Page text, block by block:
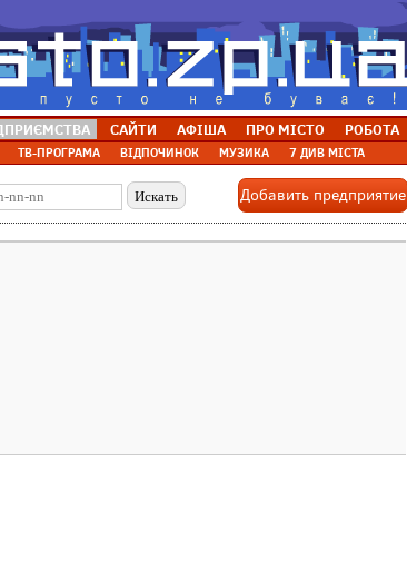
САЙТИ АФІША ПРО МІСТО РОБОТА
ТВ-ПРОГРАМА ВІДПОЧИНОК МУЗИКА 7 ДИВ МІСТА
Добавить предприятие